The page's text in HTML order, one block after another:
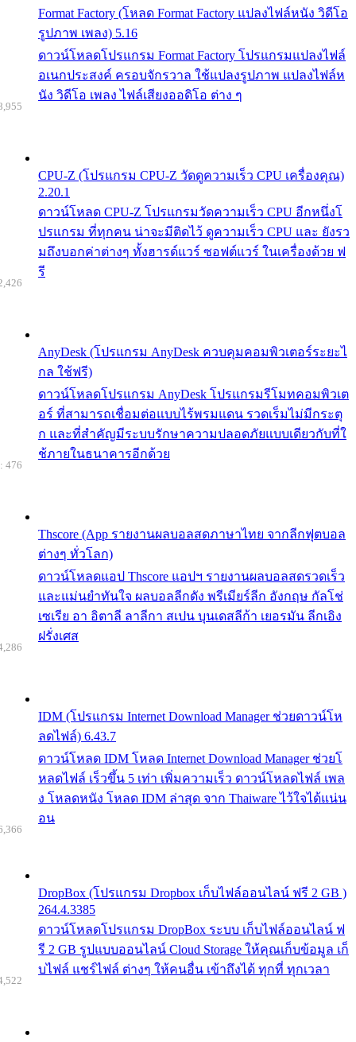
Format Factory (โหลด Format Factory แปลงไฟล์หนัง วิดีโอ
รูปภาพ เพลง) 5.16
ดาวน์โหลดโปรแกรม Format Factory โปรแกรมแปลงไฟล์
อเนกประสงค์ ครอบจักรวาล ใช้แปลงรูปภาพ แปลงไฟล์ห
นัง วิดีโอ เพลง ไฟล์เสียงออดิโอ ต่าง ๆ
CPU-Z (โปรแกรม CPU-Z วัดดูความเร็ว CPU เครื่องคุณ)
2.20.1
ดาวน์โหลด CPU-Z โปรแกรมวัดความเร็ว CPU อีกหนึ่งโ
ปรแกรม ที่ทุกคน น่าจะมีติดไว้ ดูความเร็ว CPU และ ยังรว
มถึงบอกค่าต่างๆ ทั้งฮารด์แวร์ ซอฟต์แวร์ ในเครื่องด้วย ฟ
รี
AnyDesk (โปรแกรม AnyDesk ควบคุมคอมพิวเตอร์ระยะไ
กล ใช้ฟรี)
ดาวน์โหลดโปรแกรม AnyDesk โปรแกรมรีโมทคอมพิวเต
อร์ ที่สามารถเชื่อมต่อแบบไร้พรมแดน รวดเร็มไม่มีกระตุ
ก และที่สำคัญมีระบบรักษาความปลอดภัยแบบเดียวกับที่ใ
ช้ภายในธนาคารอีกด้วย
Thscore (App รายงานผลบอลสดภาษาไทย จากลีกฟุตบอล
ต่างๆ ทั่วโลก)
ดาวน์โหลดแอป Thscore แอปฯ รายงานผลบอลสดรวดเร็ว
และแม่นยำทันใจ ผลบอลลีกดัง พรีเมียร์ลีก อังกฤษ กัลโช่
เซเรีย อา อิตาลี ลาลีกา สเปน บุนเดสลีก้า เยอรมัน ลีกเอิง
ฝรั่งเศส
476
IDM (โปรแกรม Internet Download Manager ช่วยดาวน์โห
ลดไฟล์) 6.43.7
ดาวน์โหลด IDM โหลด Internet Download Manager ช่วยโ
หลดไฟล์ เร็วขึ้น 5 เท่า เพิ่มความเร็ว ดาวน์โหลดไฟล์ เพล
ง โหลดหนัง โหลด IDM ล่าสุด จาก Thaiware ไว้ใจได้แน่น
อน
DropBox (โปรแกรม Dropbox เก็บไฟล์ออนไลน์ ฟรี 2 GB )
264.4.3385
ดาวน์โหลดโปรแกรม DropBox ระบบ เก็บไฟล์ออนไลน์ ฟ
รี 2 GB รูปแบบออนไลน์ Cloud Storage ให้คุณเก็บข้อมูล เก็
บไฟล์ แชร์ไฟล์ ต่างๆ ให้คนอื่น เข้าถึงได้ ทุกที่ ทุกเวลา